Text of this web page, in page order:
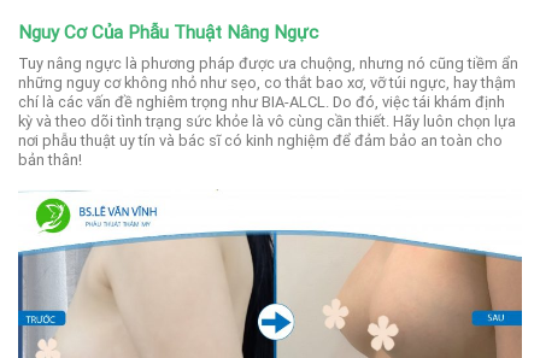
Nguy Cơ Của Phẫu Thuật Nâng Ngực
Tuy nâng ngực là phương pháp được ưa chuộng, nhưng nó cũng tiềm ẩn
những nguy cơ không nhỏ như sẹo, co thắt bao xơ, vỡ túi ngực, hay thậm
chí là các vấn đề nghiêm trọng như BIA-ALCL. Do đó, việc tái khám định
kỳ và theo dõi tình trạng sức khỏe là vô cùng cần thiết. Hãy luôn chọn lựa
nơi phẫu thuật uy tín và bác sĩ có kinh nghiệm để đảm bảo an toàn cho
bản thân!